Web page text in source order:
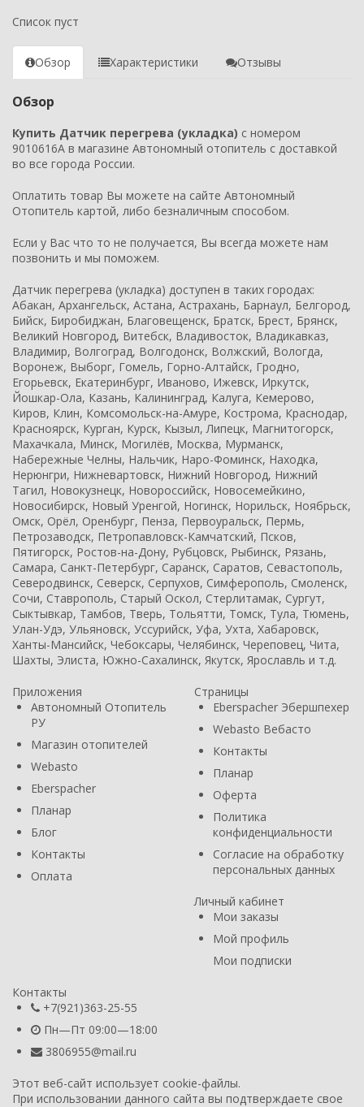
Список пуст
Обзор Характеристики Отзывы
Обзор
Купить Датчик перегрева (укладка) с номером
9010616А в магазине Автономный отопитель с доставкой
во все города России.
Оплатить товар Вы можете на сайте Автономный
Отопитель картой, либо безналичным способом.
Если у Вас что то не получается, Вы всегда можете нам
позвонить и мы поможем.
Датчик перегрева (укладка) доступен в таких городах:
Абакан, Архангельск, Астана, Астрахань, Барнаул, Белгород,
Бийск, Биробиджан, Благовещенск, Братск, Брест, Брянск,
Великий Новгород, Витебск, Владивосток, Владикавказ,
Владимир, Волгоград, Волгодонск, Волжский, Вологда,
Воронеж, Выборг, Гомель, Горно-Алтайск, Гродно,
Егорьевск, Екатеринбург, Иваново, Ижевск, Иркутск,
Йошкар-Ола, Казань, Калининград, Калуга, Кемерово,
Киров, Клин, Комсомольск-на-Амуре, Кострома, Краснодар,
Красноярск, Курган, Курск, Кызыл, Липецк, Магнитогорск,
Махачкала, Минск, Могилёв, Москва, Мурманск,
Набережные Челны, Нальчик, Наро-Фоминск, Находка,
Нерюнгри, Нижневартовск, Нижний Новгород, Нижний
Тагил, Новокузнецк, Новороссийск, Новосемейкино,
Новосибирск, Новый Уренгой, Ногинск, Норильск, Ноябрьск,
Омск, Орёл, Оренбург, Пенза, Первоуральск, Пермь,
Петрозаводск, Петропавловск-Камчатский, Псков,
Пятигорск, Ростов-на-Дону, Рубцовск, Рыбинск, Рязань,
Самара, Санкт-Петербург, Саранск, Саратов, Севастополь,
Северодвинск, Северск, Серпухов, Симферополь, Смоленск,
Сочи, Ставрополь, Старый Оскол, Стерлитамак, Сургут,
Сыктывкар, Тамбов, Тверь, Тольятти, Томск, Тула, Тюмень,
Улан-Удэ, Ульяновск, Уссурийск, Уфа, Ухта, Хабаровск,
Ханты-Мансийск, Чебоксары, Челябинск, Череповец, Чита,
Шахты, Элиста, Южно-Сахалинск, Якутск, Ярославль и т.д.
Приложения
Автономный Отопитель
РУ
Магазин отопителей
Webasto
Eberspacher
Планар
Блог
Контакты
Оплата
Страницы
Eberspacher Эбершпехер
Webasto Вебасто
Контакты
Планар
Оферта
Политика
конфиденциальности
Согласие на обработку
персональных данных
Личный кабинет
Мои заказы
Мой профиль
Мои подписки
Контакты
+7(921)363-25-55
Пн—Пт 09:00—18:00
3806955@mail.ru
Этот веб-сайт использует cookie-файлы.
При использовании данного сайта вы подтверждаете свое